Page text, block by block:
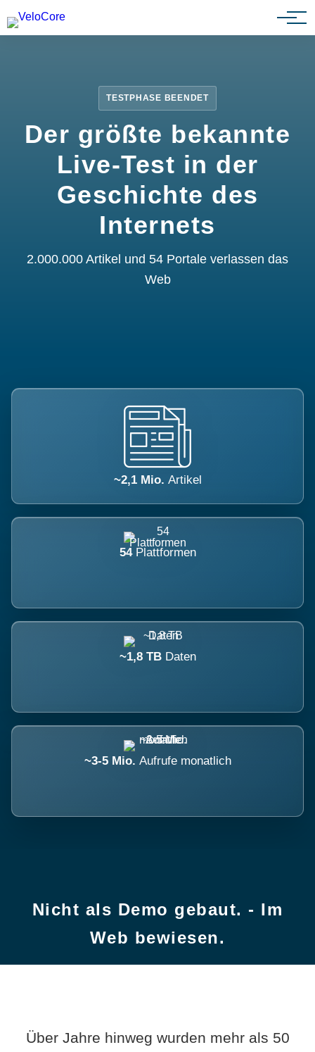
Partnerprogramm
TESTPHASE BEENDET
Der größte bekannte
Live-Test in der
Geschichte des
Internets
2.000.000 Artikel und 54 Portale verlassen das
Web
~2,1 Mio. Artikel
54 Plattformen
~1,8 TB Daten
~3-5 Mio. Aufrufe monatlich
Nicht als Demo gebaut. - Im
Web bewiesen.
Über Jahre hinweg wurden mehr als 50